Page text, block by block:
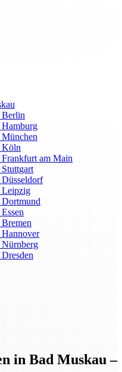
Berlin
Köln
am Main
Leipzig
in Bad Muskau –